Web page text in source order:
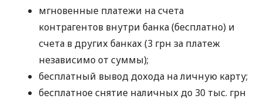
мгновенные платежи на счета
контрагентов внутри банка (бесплатно) и
счета в других банках (3 грн за платеж
независимо от суммы);
бесплатный вывод дохода на личную карту;
бесплатное снятие наличных до 30 тыс. грн